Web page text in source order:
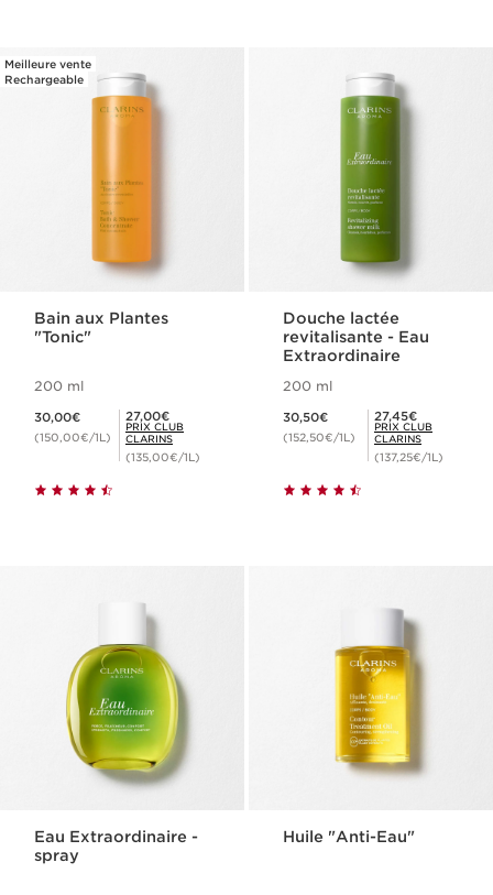
Meilleure vente
Rechargeable
Bain aux Plantes
"Tonic"
200 ml
30,00€
(150,00€/1L)
Prix Club Clarins 27,00€
27,00€
PRIX CLUB
CLARINS
(135,00€/1L)
Douche lactée
revitalisante - Eau
Extraordinaire
200 ml
30,50€
(152,50€/1L)
Prix Club Clarins 27,45€
27,45€
PRIX CLUB
CLARINS
(137,25€/1L)
Eau Extraordinaire -
spray
Huile "Anti-Eau"